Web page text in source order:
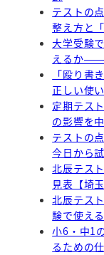
テストの
整え方と
大学受験
えるか——
「殴り書
正しい使
定期テス
の影響を
テストの
今日から
北辰テス
見表【埼
北辰テス
験で使え
小6・中1
るための